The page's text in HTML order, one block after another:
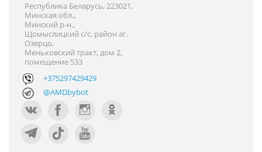
Республика Беларусь, 223021,
Минская обл.,
Минский р-н.,
Щомыслицкий с/с, район аг.
Озерцо,
Меньковский тракт, дом 2,
помещение 533
+375297429429
@AMDbybot